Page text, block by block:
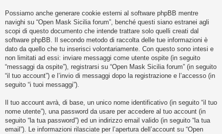
a
r
i
s
p
o
s
t
a
Possiamo anche generare cookie esterni al software phpBB mentre
navighi su “Open Mask Sicilia forum”, benché questi siano estranei agli
scopi di questo documento che intende trattare solo quelli creati dal
software phpBB. Il secondo metodo di raccolta delle tue informazioni è
dato da quello che tu inserisci volontariamente. Con questo sono intesi e
non limitati ad essi: inviare messaggi come utente ospite (in seguito
“messaggi da ospite”), registrarsi su “Open Mask Sicilia forum” (in seguito
“il tuo account”) e l’invio di messaggi dopo la registrazione e l’accesso (in
seguito “i tuoi messaggi”).
Il tuo account avrà, di base, un unico nome identificativo (in seguito “il tuo
nome utente”), una password da usare per accedere al tuo account (in
seguito “la tua password”) ed un indirizzo email valido (in seguito “la tua
email”). Le informazioni rilasciate per l’apertura dell’account su “Open